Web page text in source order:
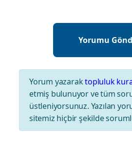
Yorum yazaraktopluluk
etmiş bulunuyor ve tüm
üstleniyorsunuz. Yazılan
sitemiz hiçbir şekilde